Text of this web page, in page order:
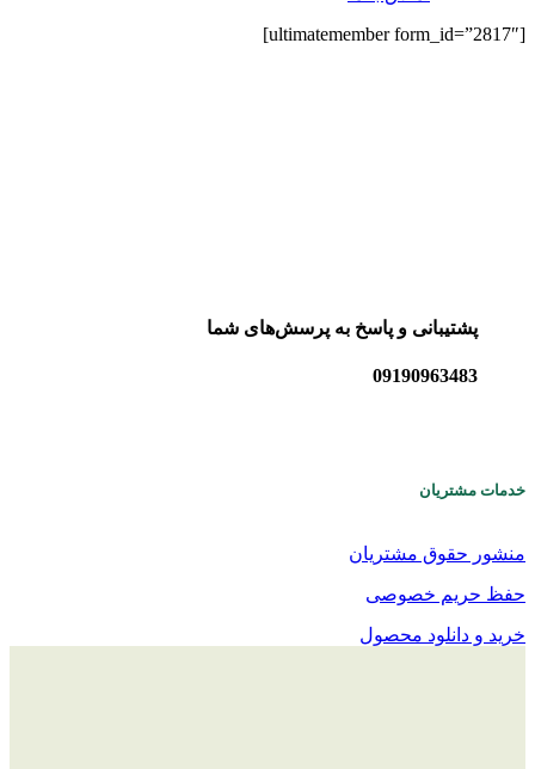
[ultimatemember form_id=”2817″]
پشتیبانی و پاسخ به پرسش‌های شما
09190963483
خدمات مشتریان
منشور حقوق مشتریان
حفظ حریم خصوصی
خرید و دانلود محصول